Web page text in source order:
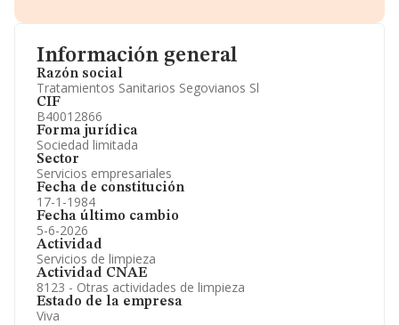
Información general
Razón social
Tratamientos Sanitarios Segovianos Sl
CIF
B40012866
Forma jurídica
Sociedad limitada
Sector
Servicios empresariales
Fecha de constitución
17-1-1984
Fecha último cambio
5-6-2026
Actividad
Servicios de limpieza
Actividad CNAE
8123 - Otras actividades de limpieza
Estado de la empresa
Viva
Información oficial y registral complementaria.